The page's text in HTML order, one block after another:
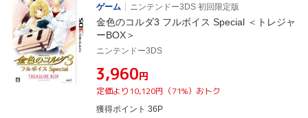
ゲーム
ニンテンドー3DS 初回限定版
金色のコルダ3 フルボイス Special ＜トレジャ
ーBOX＞
ニンテンドー3DS
¥3,960円
定価より10,120円（71%）おトク
獲得ポイント 36P